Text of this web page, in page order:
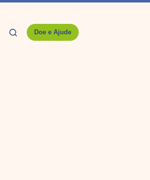
Doe e Ajude